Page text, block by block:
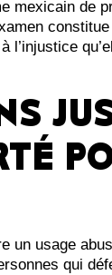
mexicain de
l’injustice
un usage
qui